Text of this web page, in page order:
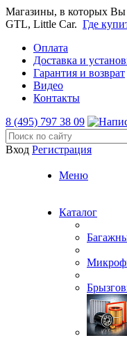
Магазины, в которых Вы
GTL, Little Car. Где
Оплата
Доставка и
Гарантия и возврат
Видео
Контакты
8 (495) 797 38 09
Вход Регистрация
Меню
Каталог